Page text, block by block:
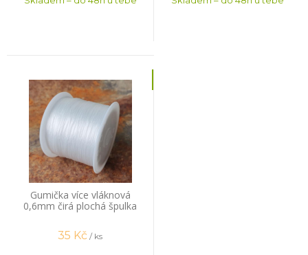
Gumička více vláknová
0,6mm čirá plochá špulka
44m
35 Kč / ks